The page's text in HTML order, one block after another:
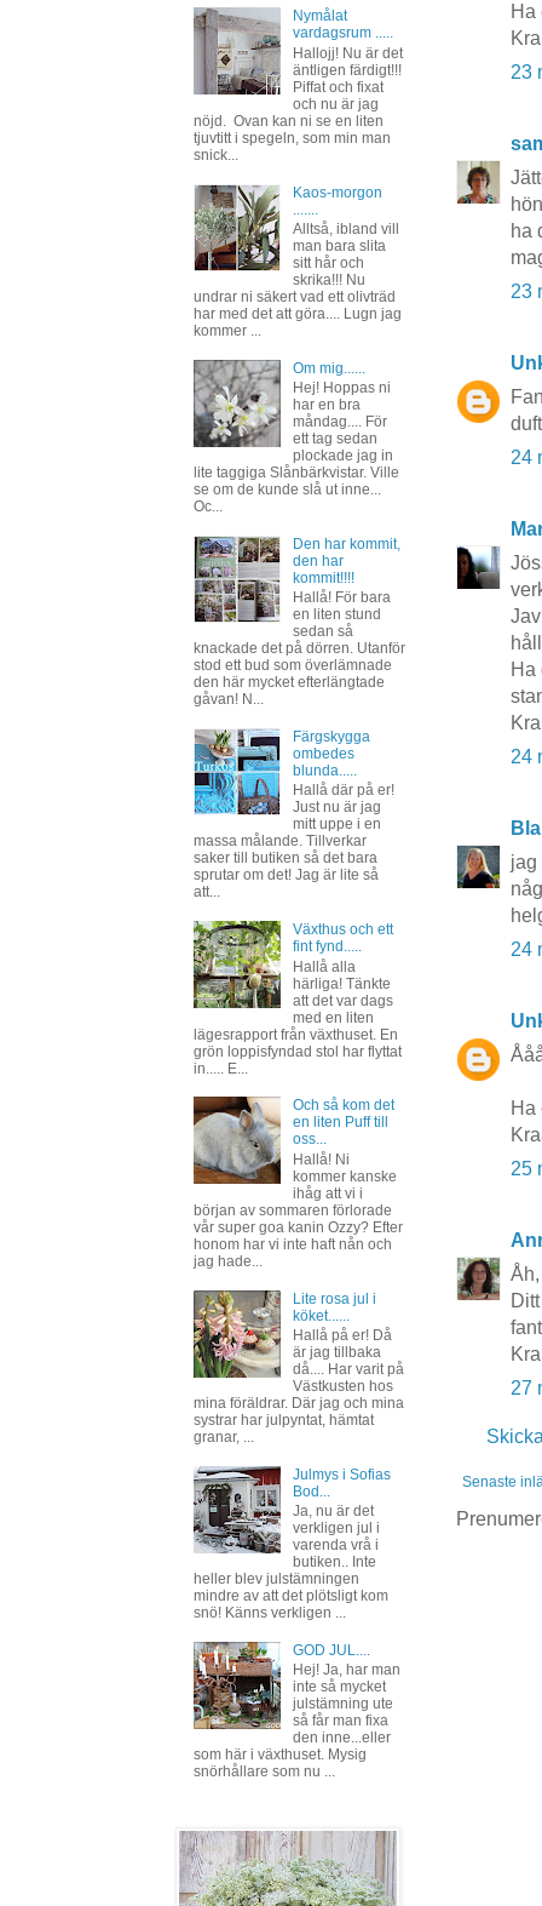
Ha
23
ha
23
24
Ha
24
jag
24
Ha
25
27
Senaste
Nymålat
vardagsrum .....
Hallojj! Nu är det
äntligen färdigt!!!
Piffat och fixat
och nu är jag
nöjd. Ovan kan ni se en liten
tjuvtitt i spegeln, som min man
snick...
Kaos-morgon
Alltså, ibland vill
man bara slita
sitt hår och
skrika!!! Nu
undrar ni säkert vad ett olivträd
har med det att göra.... Lugn jag
kommer ...
Om mig......
Hej! Hoppas ni
har en bra
måndag.... För
ett tag sedan
plockade jag in
lite taggiga Slånbärkvistar. Ville
se om de kunde slå ut inne...
Oc...
Den har kommit,
den har
kommit!!!!
Hallå! För bara
en liten stund
sedan så
knackade det på dörren. Utanför
stod ett bud som överlämnade
den här mycket efterlängtade
gåvan! N...
Färgskygga
ombedes
blunda.....
Hallå där på er!
Just nu är jag
mitt uppe i en
massa målande. Tillverkar
saker till butiken så det bara
sprutar om det! Jag är lite så
att...
Växthus och ett
fint fynd.....
Hallå alla
härliga! Tänkte
att det var dags
med en liten
lägesrapport från växthuset. En
grön loppisfyndad stol har flyttat
in..... E...
Och så kom det
en liten Puff till
oss...
Hallå! Ni
kommer kanske
ihåg att vi i
början av sommaren förlorade
vår super goa kanin Ozzy? Efter
honom har vi inte haft nån och
jag hade...
Lite rosa jul i
köket......
Hallå på er! Då
är jag tillbaka
då.... Har varit på
Västkusten hos
mina föräldrar. Där jag och mina
systrar har julpyntat, hämtat
granar, ...
Julmys i Sofias
Bod...
Ja, nu är det
verkligen jul i
varenda vrå i
butiken.. Inte
heller blev julstämningen
mindre av att det plötsligt kom
snö! Känns verkligen ...
GOD JUL....
Hej! Ja, har man
inte så mycket
julstämning ute
så får man fixa
den inne...eller
som här i växthuset. Mysig
snörhållare som nu ...